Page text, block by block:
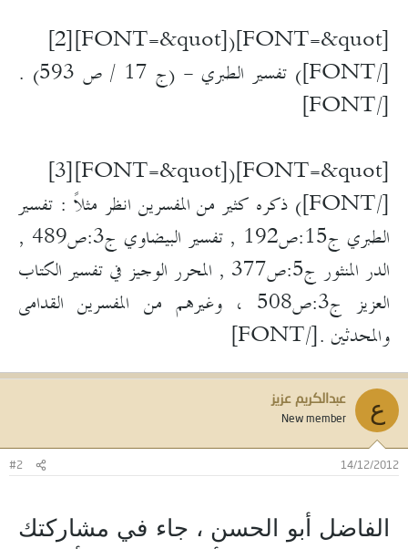
[FONT=&quot](
[FONT=&quot][2]
[/FONT]
) تفسير الطبري - (ج 17 / ص 593) .
[/FONT]
[FONT=&quot](
[FONT=&quot][3]
[/FONT]
) ذكره كثير من المفسرين انظر مثلاً : تفسير
الطبري ج15:ص192 , تفسير البيضاوي ج3:ص489 ,
الدر المنثور ج5:ص377 , المحرر الوجيز في تفسير الكتاب
العزيز ج3:ص508 ، وغيرهم من المفسرين القدامى
والمحدثين .[/FONT]
ع عبدالكريم عزيز
New member
14/12/2012
#2
الفاضل أبو الحسن ، جاء في مشاركتك